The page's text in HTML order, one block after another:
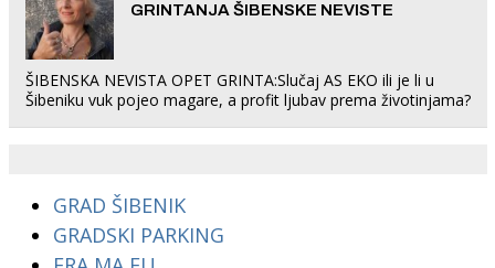
GRINTANJA ŠIBENSKE NEVISTE
ŠIBENSKA NEVISTA OPET GRINTA:Slučaj AS EKO ili je li u
Šibeniku vuk pojeo magare, a profit ljubav prema životinjama?
GRAD ŠIBENIK
GRADSKI PARKING